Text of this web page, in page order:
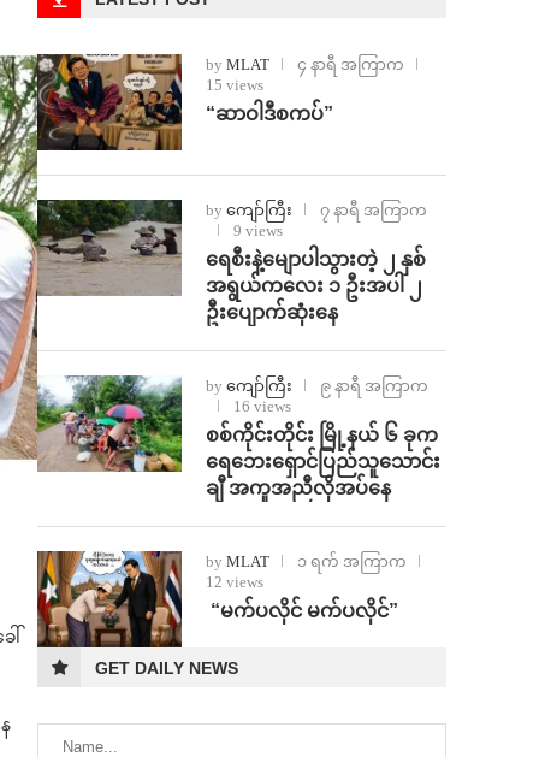
ါ်
by MLAT
၄ နာရီ အကြာက
15 views
“ဆာဝါဒီစကပ်”
by ကျော်ကြီး
၇ နာရီ အကြာက
9 views
ရေစီးနဲ့မျောပါသွားတဲ့ ၂ နှစ်
အရွယ်ကလေး ၁ ဦးအပါ ၂
ဦးပျောက်ဆုံးနေ
by ကျော်ကြီး
၉ နာရီ အကြာက
16 views
စစ်ကိုင်းတိုင်း မြို့နယ် ၆ ခုက
ရေဘေးရှောင်ပြည်သူသောင်း
ချီ အကူအညီလိုအပ်နေ
by MLAT
၁ ရက် အကြာက
12 views
⁨ ⁨“မက်ပလိုင် မက်ပလိုင်”
GET DAILY NEWS